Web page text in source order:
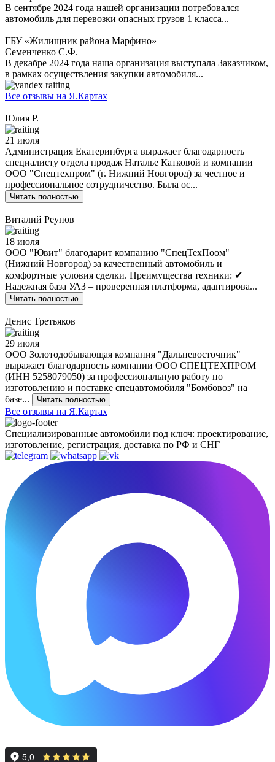
В сентябре 2024 года нашей организации потребовался
автомобиль для перевозки опасных грузов 1 класса...
ГБУ «Жилищник района Марфино»
Семенченко С.Ф.
В декабре 2024 года наша организация выступала Заказчиком,
в рамках осуществления закупки автомобиля...
Все отзывы на Я.Картах
Юлия Р.
21 июля
Администрация Екатеринбурга выражает благодарность
специалисту отдела продаж Наталье Катковой и компании
ООО "Спецтехпром" (г. Нижний Новгород) за честное и
профессиональное сотрудничество. Была ос...
Читать полностью
Виталий Реунов
18 июля
ООО "Ювит" благодарит компанию "СпецТехПоом"
(Нижний Новгород) за качественный автомобиль и
комфортные условия сделки. Преимущества техники: ✔
Надежная база УАЗ – проверенная платформа, адаптирова...
Читать полностью
Денис Третьяков
29 июля
ООО Золотодобывающая компания "Дальневосточник"
выражает благодарность компании ООО СПЕЦТЕХПРОМ
(ИНН 5258079050) за профессиональную работу по
изготовлению и поставке спецавтомобиля "Бомбовоз" на
базе...
Читать полностью
Все отзывы на Я.Картах
Специализированные автомобили под ключ: проектирование,
изготовление, регистрация, доставка по РФ и СНГ